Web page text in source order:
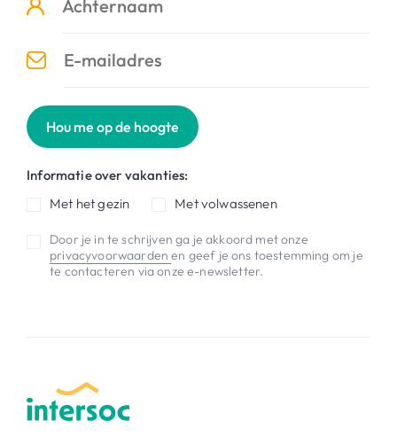
Hou me op de hoogte
Informatie over vakanties:
Met het gezin
Met volwassenen
Door je in te schrijven ga je akkoord met onze
privacyvoorwaardenen geef je ons toestemming om je
te contacteren via onze e-newsletter.